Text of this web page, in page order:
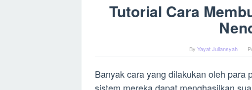
Tutorial Cara
By Yayat Juliansyah
Banyak cara yang dilakukan oleh para